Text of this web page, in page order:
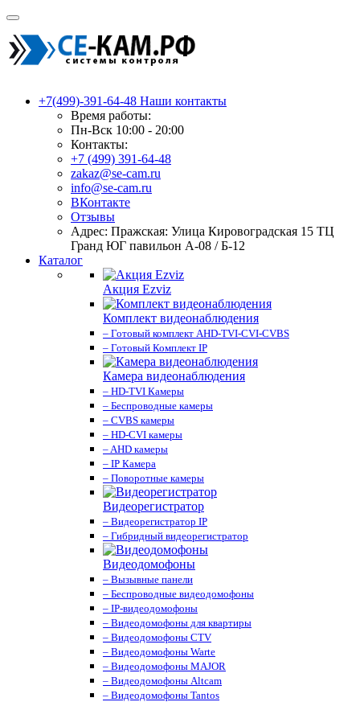
+7(499)-391-64-48 Наши контакты
Время работы:
Пн-Вск 10:00 - 20:00
Контакты:
+7 (499) 391-64-48
zakaz@se-cam.ru
info@se-cam.ru
ВКонтакте
Отзывы
Адрес: Пражская: Улица Кировоградская 15 ТЦ
Гранд ЮГ павильон А-08 / Б-12
Каталог
Акция Ezviz
Комплект видеонаблюдения
– Готовый комплект AHD-TVI-CVI-CVBS
– Готовый Комплект IP
Камера видеонаблюдения
– HD-TVI Камеры
– Беспроводные камеры
– CVBS камеры
– HD-CVI камеры
– AHD камеры
– IP Камера
– Поворотные камеры
Видеорегистратор
– Видеорегистратор IP
– Гибридный видеорегистратор
Видеодомофоны
– Вызывные панели
– Беспроводные видеодомофоны
– IP-видеодомофоны
– Видеодомофоны для квартиры
– Видеодомофоны CTV
– Видеодомофоны Warte
– Видеодомофоны MAJOR
– Видеодомофоны Altcam
– Видеодомофоны Tantos